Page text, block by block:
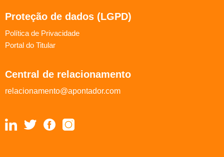
Proteção de dados (LGPD)
Política de Privacidade
Portal do Titular
Central de relacionamento
relacionamento@apontador.com